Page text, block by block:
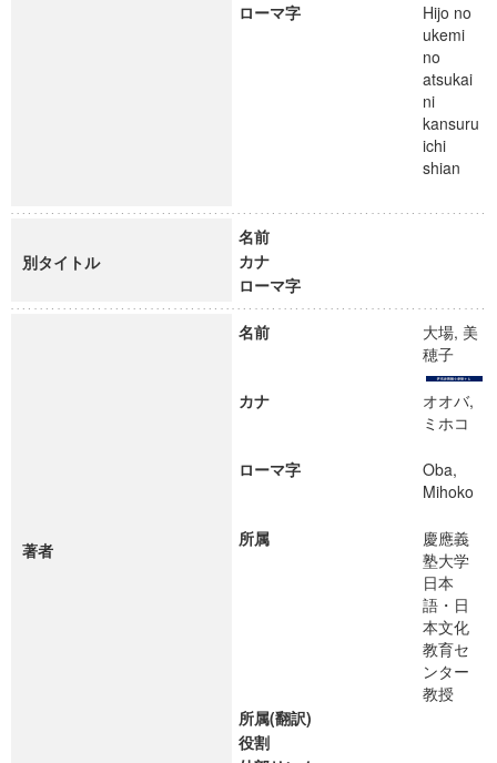
ローマ字
Hijo no
ukemi
no
atsukai
ni
kansuru
ichi
shian
別タイトル
名前
カナ
ローマ字
著者
名前
大場, 美
穂子
カナ
オオバ,
ミホコ
ローマ字
Oba,
Mihoko
所属
慶應義
塾大学
日本
語・日
本文化
教育セ
ンター
教授
所属(翻訳)
役割